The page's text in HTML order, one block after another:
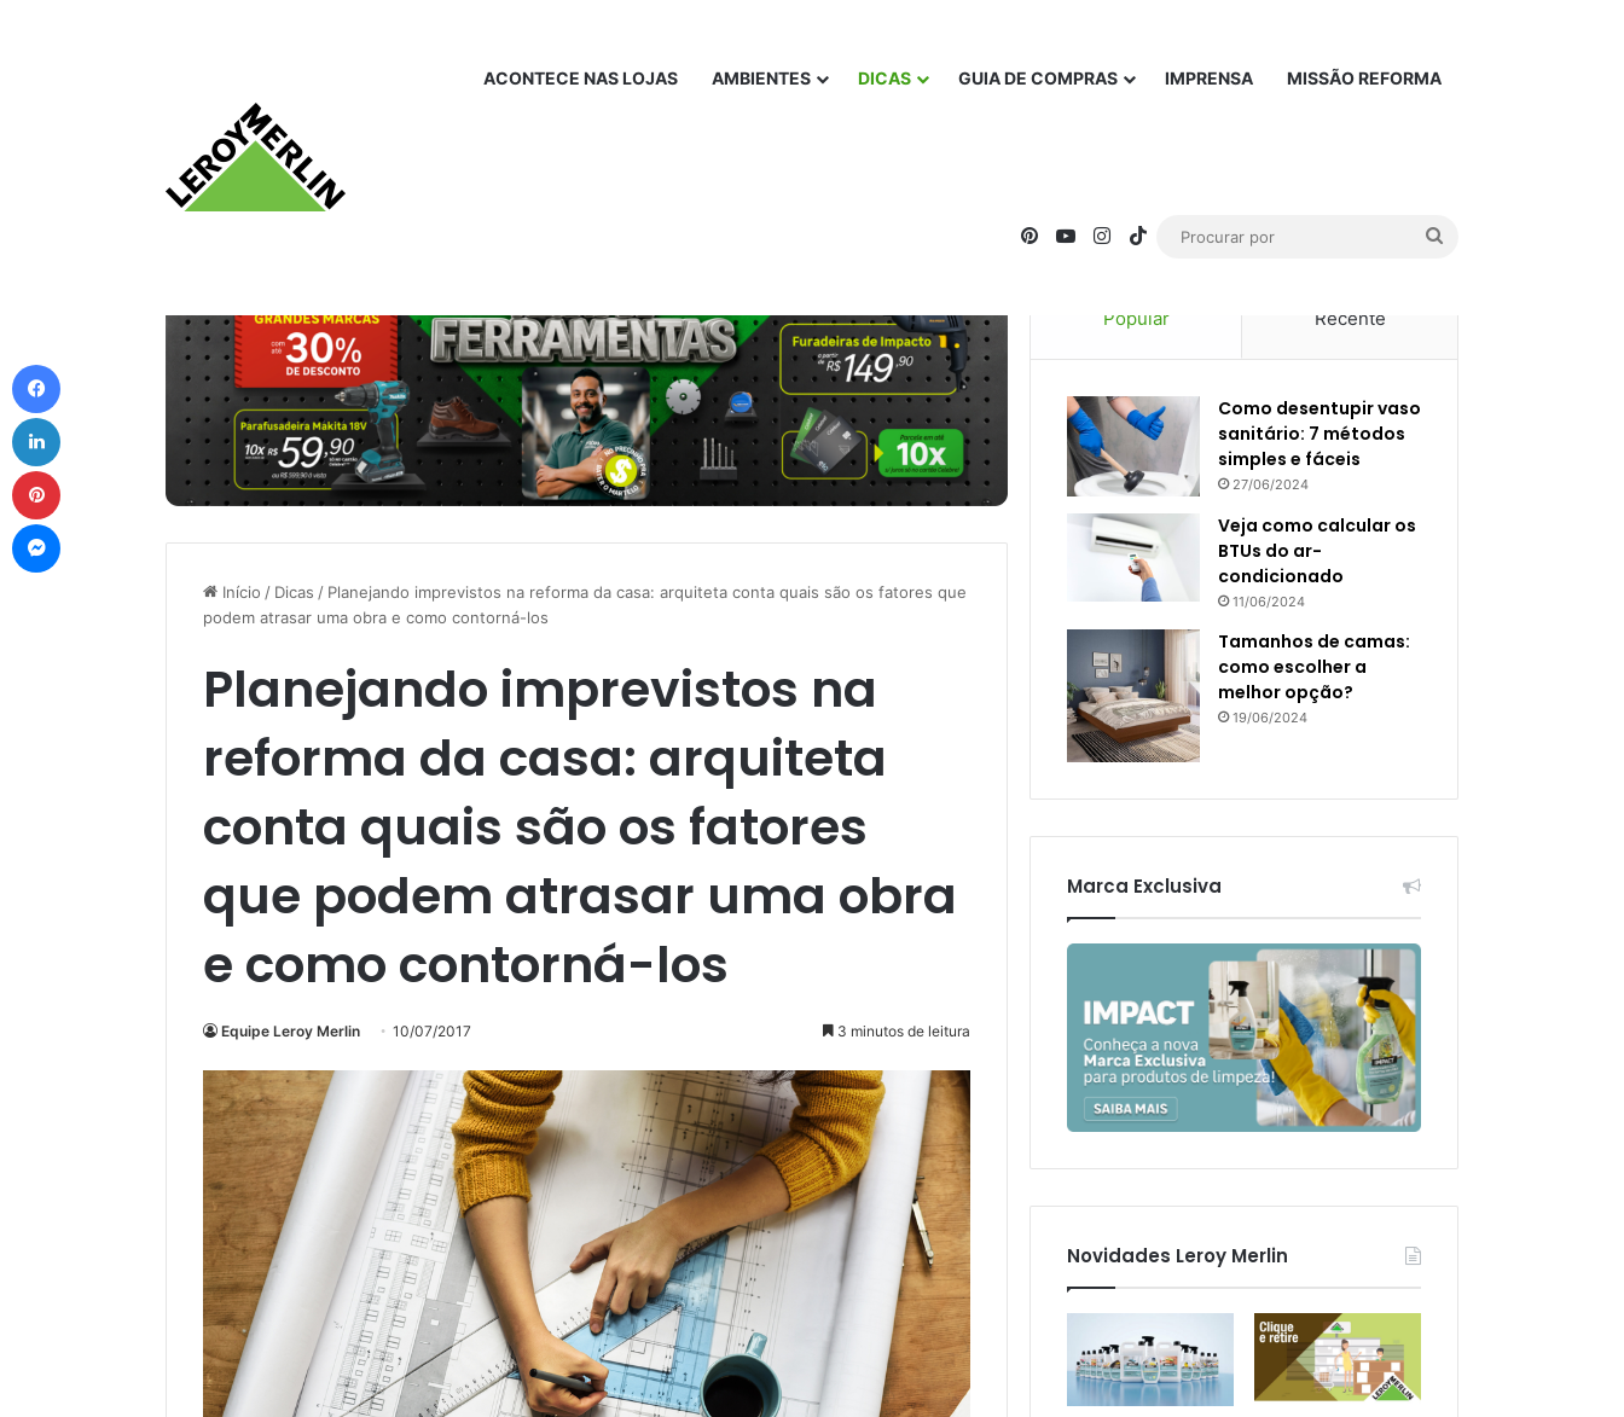
ACONTECE NAS LOJAS AMBIENTES DICAS GUIA DE COMPRAS IMPRENSA MISSÃO REFORMA
PinterestYouTubeInstagram
TikTok
Início / Dicas / Planejando imprevistos na reforma da casa: arquiteta conta quais são os fatores que
podem atrasar uma obra e como contorná-los
Planejando imprevistos na
reforma da casa: arquiteta
conta quais são os fatores
que podem atrasar uma obra
e como contorná-los
Equipe Leroy Merlin 10/07/2017 3 minutos de leitura
Popular Recente
Como desentupir vaso
sanitário: 7 métodos
simples e fáceis
27/06/2024
Veja como calcular os
BTUs do ar-
condicionado
11/06/2024
Tamanhos de camas:
como escolher a
melhor opção?
19/06/2024
Marca Exclusiva
Novidades Leroy Merlin